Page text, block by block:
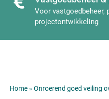
Voor vastgoedbeheer,
projectontwikkeling
Home » Onroerend goed veiling